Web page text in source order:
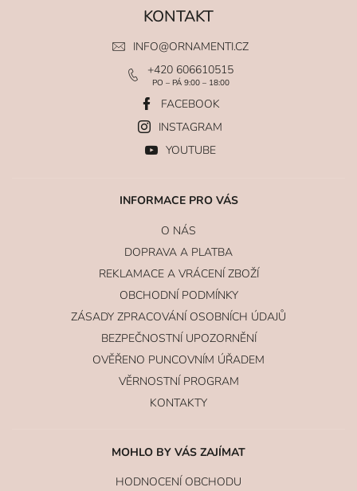
KONTAKT
INFO@ORNAMENTI.CZ
+420 606610515
PO – PÁ 9:00 – 18:00
FACEBOOK
INSTAGRAM
YOUTUBE
INFORMACE PRO VÁS
O NÁS
DOPRAVA A PLATBA
REKLAMACE A VRÁCENÍ ZBOŽÍ
OBCHODNÍ PODMÍNKY
ZÁSADY ZPRACOVÁNÍ OSOBNÍCH ÚDAJŮ
BEZPEČNOSTNÍ UPOZORNĚNÍ
OVĚŘENO PUNCOVNÍM ÚŘADEM
VĚRNOSTNÍ PROGRAM
KONTAKTY
MOHLO BY VÁS ZAJÍMAT
HODNOCENÍ OBCHODU